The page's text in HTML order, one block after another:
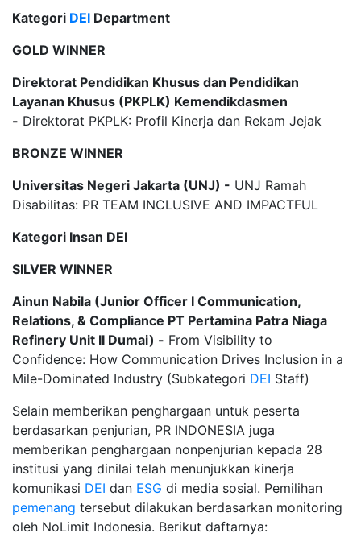
Kategori DEI Department
GOLD WINNER
Direktorat Pendidikan Khusus dan Pendidikan
Layanan Khusus (PKPLK) Kemendikdasmen
- Direktorat PKPLK: Profil Kinerja dan Rekam Jejak
BRONZE WINNER
Universitas Negeri Jakarta (UNJ) - UNJ Ramah
Disabilitas: PR TEAM INCLUSIVE AND IMPACTFUL
Kategori Insan DEI
SILVER WINNER
Ainun Nabila (Junior Officer I Communication,
Relations, & Compliance PT Pertamina Patra Niaga
Refinery Unit II Dumai) - From Visibility to
Confidence: How Communication Drives Inclusion in a
Mile-Dominated Industry (Subkategori DEI Staff)
Selain memberikan penghargaan untuk peserta
berdasarkan penjurian, PR INDONESIA juga
memberikan penghargaan nonpenjurian kepada 28
institusi yang dinilai telah menunjukkan kinerja
komunikasi DEI dan ESG di media sosial. Pemilihan
pemenang tersebut dilakukan berdasarkan monitoring
oleh NoLimit Indonesia. Berikut daftarnya: